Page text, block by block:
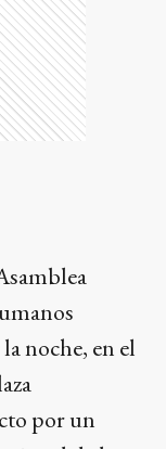
noche, en el
por un